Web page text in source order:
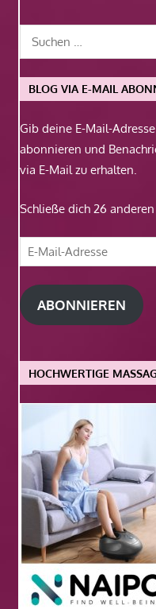
BLOG VIA E-MAIL
Gib deine E-Mail-
abonnieren und
via E-Mail zu erhalten.
Schließe dich 26
E-
Mail-
Adresse
ABONNIEREN
HOCHWERTIGE